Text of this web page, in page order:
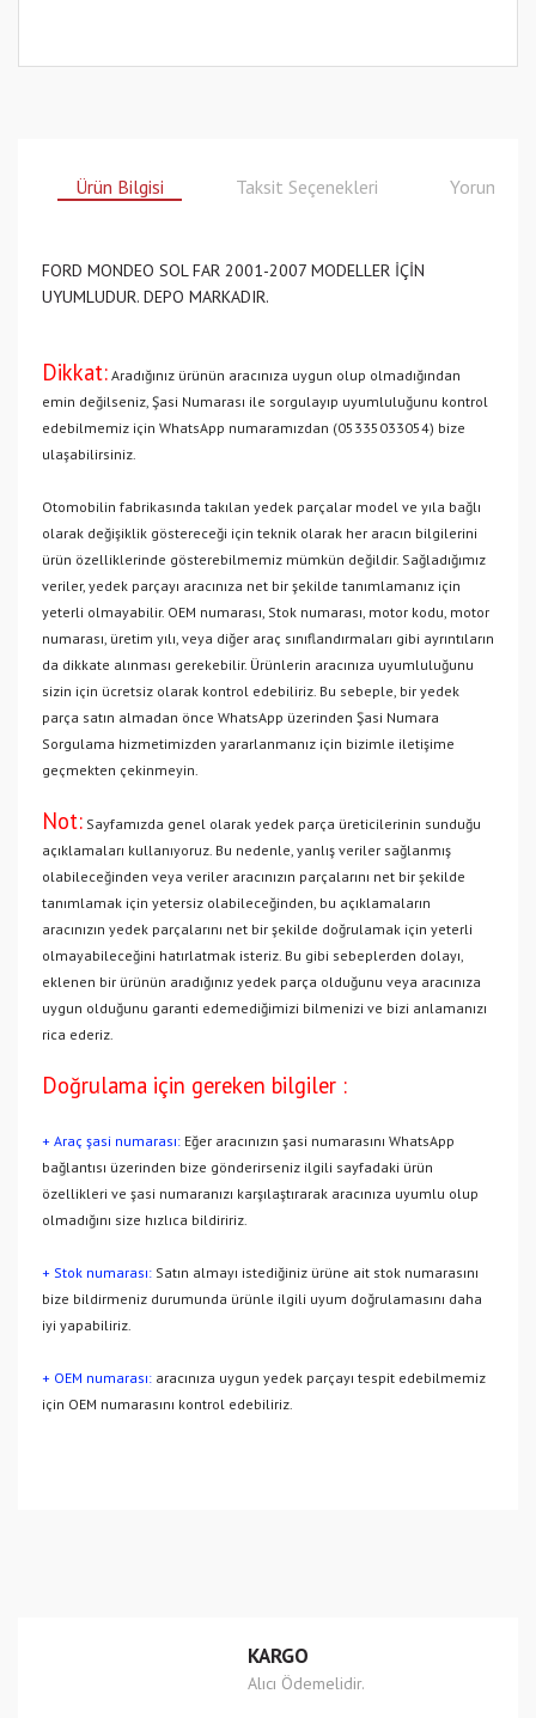
Ürün Bilgisi Taksit Seçenekleri Yorumlar
FORD MONDEO SOL FAR 2001-2007 MODELLER İÇİN
UYUMLUDUR. DEPO MARKADIR.
Dikkat: Aradığınız ürünün aracınıza uygun olup olmadığından
emin değilseniz, Şasi Numarası ile sorgulayıp uyumluluğunu kontrol
edebilmemiz için WhatsApp numaramızdan (05335033054) bize
ulaşabilirsiniz.
Otomobilin fabrikasında takılan yedek parçalar model ve yıla bağlı
olarak değişiklik göstereceği için teknik olarak her aracın bilgilerini
ürün özelliklerinde gösterebilmemiz mümkün değildir. Sağladığımız
veriler, yedek parçayı aracınıza net bir şekilde tanımlamanız için
yeterli olmayabilir. OEM numarası, Stok numarası, motor kodu, motor
numarası, üretim yılı, veya diğer araç sınıflandırmaları gibi ayrıntıların
da dikkate alınması gerekebilir. Ürünlerin aracınıza uyumluluğunu
sizin için ücretsiz olarak kontrol edebiliriz. Bu sebeple, bir yedek
parça satın almadan önce WhatsApp üzerinden Şasi Numara
Sorgulama hizmetimizden yararlanmanız için bizimle iletişime
geçmekten çekinmeyin.
Not: Sayfamızda genel olarak yedek parça üreticilerinin sunduğu
açıklamaları kullanıyoruz. Bu nedenle, yanlış veriler sağlanmış
olabileceğinden veya veriler aracınızın parçalarını net bir şekilde
tanımlamak için yetersiz olabileceğinden, bu açıklamaların
aracınızın yedek parçalarını net bir şekilde doğrulamak için yeterli
olmayabileceğini hatırlatmak isteriz. Bu gibi sebeplerden dolayı,
eklenen bir ürünün aradığınız yedek parça olduğunu veya aracınıza
uygun olduğunu garanti edemediğimizi bilmenizi ve bizi anlamanızı
rica ederiz.
Doğrulama için gereken bilgiler :
+ Araç şasi numarası: Eğer aracınızın şasi numarasını WhatsApp
bağlantısı üzerinden bize gönderirseniz ilgili sayfadaki ürün
özellikleri ve şasi numaranızı karşılaştırarak aracınıza uyumlu olup
olmadığını size hızlıca bildiririz.
+ Stok numarası: Satın almayı istediğiniz ürüne ait stok numarasını
bize bildirmeniz durumunda ürünle ilgili uyum doğrulamasını daha
iyi yapabiliriz.
+ OEM numarası: aracınıza uygun yedek parçayı tespit edebilmemiz
için OEM numarasını kontrol edebiliriz.
Ürün açıklamasında eksik bilgiler bulunuyor.
KARGO
Alıcı Ödemelidir.